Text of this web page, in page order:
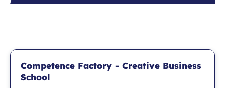
Competence Factory - Creative Business
School